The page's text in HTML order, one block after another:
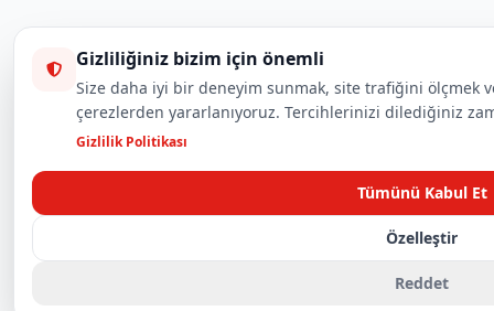
Gizliliğiniz bizim için önemli
Size daha iyi bir deneyim sunmak, site trafiğini ölçmek
çerezlerden yararlanıyoruz. Tercihlerinizi dilediğiniz
Gizlilik Politikası
Tümünü Kabul Et
Özelleştir
Reddet